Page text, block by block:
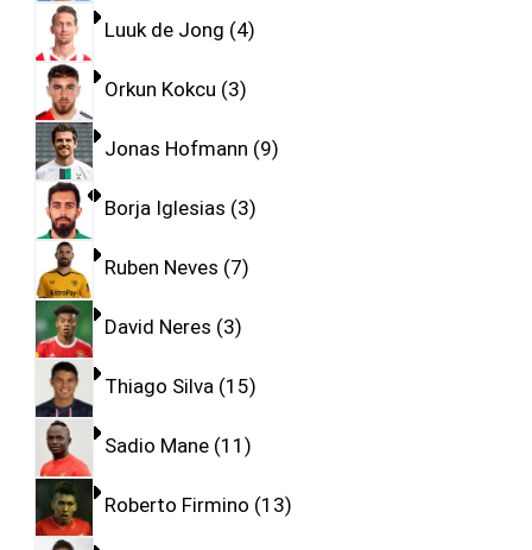
Luuk de Jong 4
Orkun Kokcu 3
Jonas Hofmann 9
Borja Iglesias 3
Ruben Neves 7
David Neres 3
Thiago Silva 15
Sadio Mane 11
Roberto Firmino 13